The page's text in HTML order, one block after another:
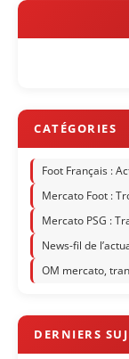
Foot Français :
Mercato Foot :
Mercato PSG :
News-fil de
OM mercato,